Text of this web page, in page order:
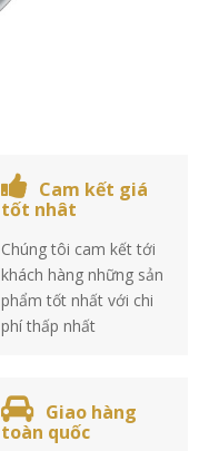
Cam kết giá
tốt nhât
Chúng tôi cam kết tới
khách hàng những sản
phẩm tốt nhất với chi
phí thấp nhất
Giao hàng
toàn quốc